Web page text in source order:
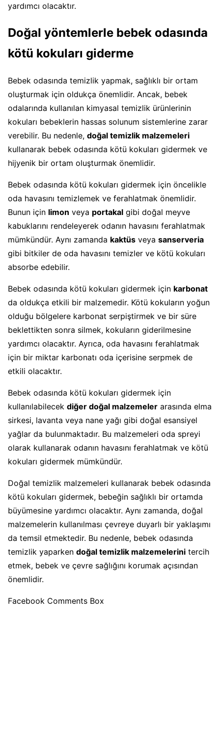
yardımcı olacaktır.
Doğal yöntemlerle bebek odasında
kötü kokuları giderme
Bebek odasında temizlik yapmak, sağlıklı bir ortam
oluşturmak için oldukça önemlidir. Ancak, bebek
odalarında kullanılan kimyasal temizlik ürünlerinin
kokuları bebeklerin hassas solunum sistemlerine zarar
verebilir. Bu nedenle, doğal temizlik malzemeleri
kullanarak bebek odasında kötü kokuları gidermek ve
hijyenik bir ortam oluşturmak önemlidir.
Bebek odasında kötü kokuları gidermek için öncelikle
oda havasını temizlemek ve ferahlatmak önemlidir.
Bunun için limon veya portakal gibi doğal meyve
kabuklarını rendeleyerek odanın havasını ferahlatmak
mümkündür. Aynı zamanda kaktüs veya sanserveria
gibi bitkiler de oda havasını temizler ve kötü kokuları
absorbe edebilir.
Bebek odasında kötü kokuları gidermek için karbonat
da oldukça etkili bir malzemedir. Kötü kokuların yoğun
olduğu bölgelere karbonat serpiştirmek ve bir süre
beklettikten sonra silmek, kokuların giderilmesine
yardımcı olacaktır. Ayrıca, oda havasını ferahlatmak
için bir miktar karbonatı oda içerisine serpmek de
etkili olacaktır.
Bebek odasında kötü kokuları gidermek için
kullanılabilecek diğer doğal malzemeler arasında elma
sirkesi, lavanta veya nane yağı gibi doğal esansiyel
yağlar da bulunmaktadır. Bu malzemeleri oda spreyi
olarak kullanarak odanın havasını ferahlatmak ve kötü
kokuları gidermek mümkündür.
Doğal temizlik malzemeleri kullanarak bebek odasında
kötü kokuları gidermek, bebeğin sağlıklı bir ortamda
büyümesine yardımcı olacaktır. Aynı zamanda, doğal
malzemelerin kullanılması çevreye duyarlı bir yaklaşımı
da temsil etmektedir. Bu nedenle, bebek odasında
temizlik yaparken doğal temizlik malzemelerini tercih
etmek, bebek ve çevre sağlığını korumak açısından
önemlidir.
Facebook Comments Box